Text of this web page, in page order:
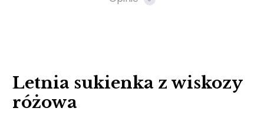
Letnia sukienka z wiskozy
różowa